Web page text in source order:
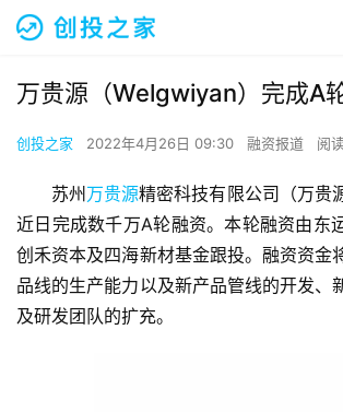
万贵源（Welgwiyan）完成A
创投之家 2022年4月26日 09:30 融资报道 阅
苏州 万贵源精密科技有限公司（万贵
近日完成数千万A轮融资。本轮融资由东
创禾资本及四海新材基金跟投。融资资金
品线的生产能力以及新产品管线的开发、
及研发团队的扩充。